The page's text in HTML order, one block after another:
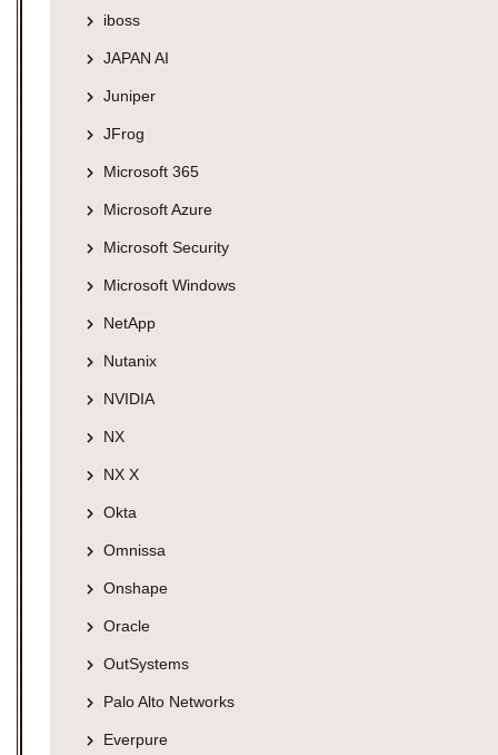
iboss
JAPAN AI
Juniper
JFrog
Microsoft 365
Microsoft Azure
Microsoft Security
Microsoft Windows
NetApp
Nutanix
NVIDIA
NX
NX X
Okta
Omnissa
Onshape
Oracle
OutSystems
Palo Alto Networks
Everpure